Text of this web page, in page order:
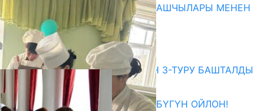
МАМЛЕКЕТТЕРДИН ӨКМӨТ БАШЧЫЛАРЫ МЕНЕН
ЖОЛУГУШТУ
07.08.2026
Абитуриент
ЖОЖДОРГО КАБЫЛ АЛУУНУН 3-ТУРУ БАШТАЛДЫ
27.07.2026
ӨЗҮҢДҮН КЕЛЕЧЕГИҢ ҮЧҮН БҮГҮН ОЙЛОН!